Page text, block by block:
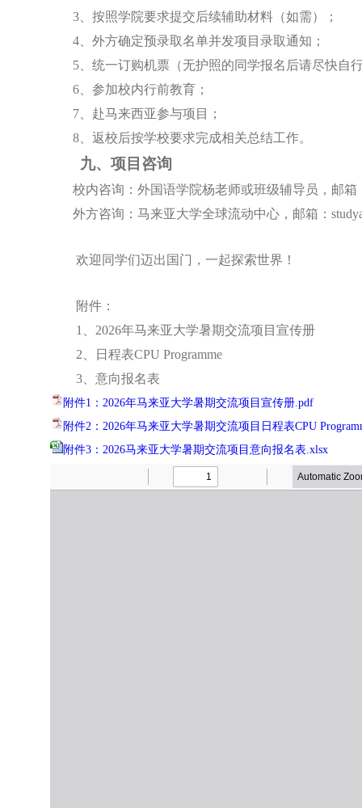
3
按照学院要求提交后续辅助材料 （如需）
；
4
外方确定预录取名单并发项目录取通知；
5
统一订购机票（无护照的同学报名后请尽快自
6
参加校内行前教育；
7
赴马来西亚参与项目；
8
返校后按学校要求完成相关总结工作。
九、 项目 咨询
校内咨询： 外国语学院杨老师或班级辅导员 ，邮箱
外方咨询：马来亚大学全球流动中心，邮箱 ：
欢迎同学们迈出国门，一起探索世界！
附件：
1、2026年马来亚大学暑期交流项目宣传册
2、日程表CPU Programme
3、意向报名表
附件1：2026年马来亚大学暑期交流项目宣传册.pdf
附件2：2026年马来亚大学暑期交流项目日程表CPU
附件3：2026马来亚大学暑期交流项目意向报名表.xlsx